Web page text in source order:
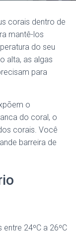
Ã
corais dentro de
mantê-los
do seu
alta, as algas
para
o
do coral, o
corais. Você
barreira de
24ºC a 26ºC